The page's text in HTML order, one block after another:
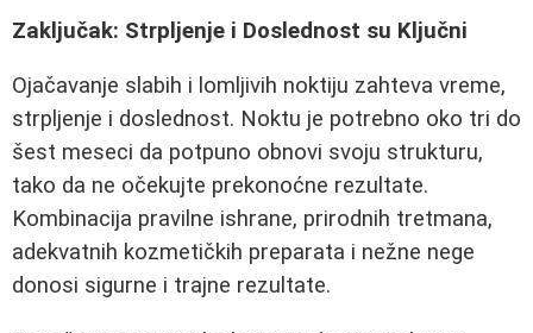
Zaključak: Strpljenje i Doslednost su Ključni
Ojačavanje slabih i lomljivih noktiju zahteva vreme,
strpljenje i doslednost. Noktu je potrebno oko tri do
šest meseci da potpuno obnovi svoju strukturu,
tako da ne očekujte prekonoćne rezultate.
Kombinacija pravilne ishrane, prirodnih tretmana,
adekvatnih kozmetičkih preparata i nežne nege
donosi sigurne i trajne rezultate.